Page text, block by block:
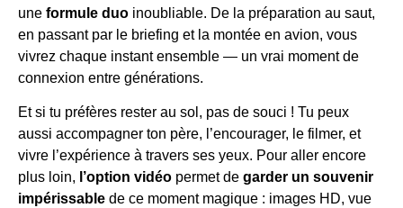
une formule duo inoubliable. De la préparation au saut,
en passant par le briefing et la montée en avion, vous
vivrez chaque instant ensemble — un vrai moment de
connexion entre générations.
Et si tu préfères rester au sol, pas de souci ! Tu peux
aussi accompagner ton père, l’encourager, le filmer, et
vivre l’expérience à travers ses yeux. Pour aller encore
plus loin, l’option vidéo permet de garder un souvenir
impérissable de ce moment magique : images HD, vue